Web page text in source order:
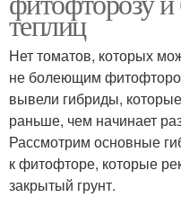
теплиц
Нет томатов, которых
не болеющим
вывели гибриды,
раньше, чем начинает
Рассмотрим основные
к фитофторе, которые
закрытый грунт.